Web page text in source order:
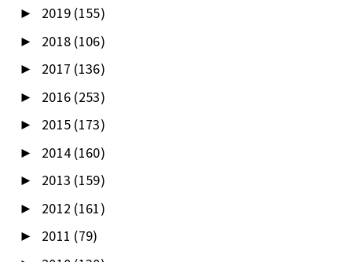
► 2019 (155)
► 2018 (106)
► 2017 (136)
► 2016 (253)
► 2015 (173)
► 2014 (160)
► 2013 (159)
► 2012 (161)
► 2011 (79)